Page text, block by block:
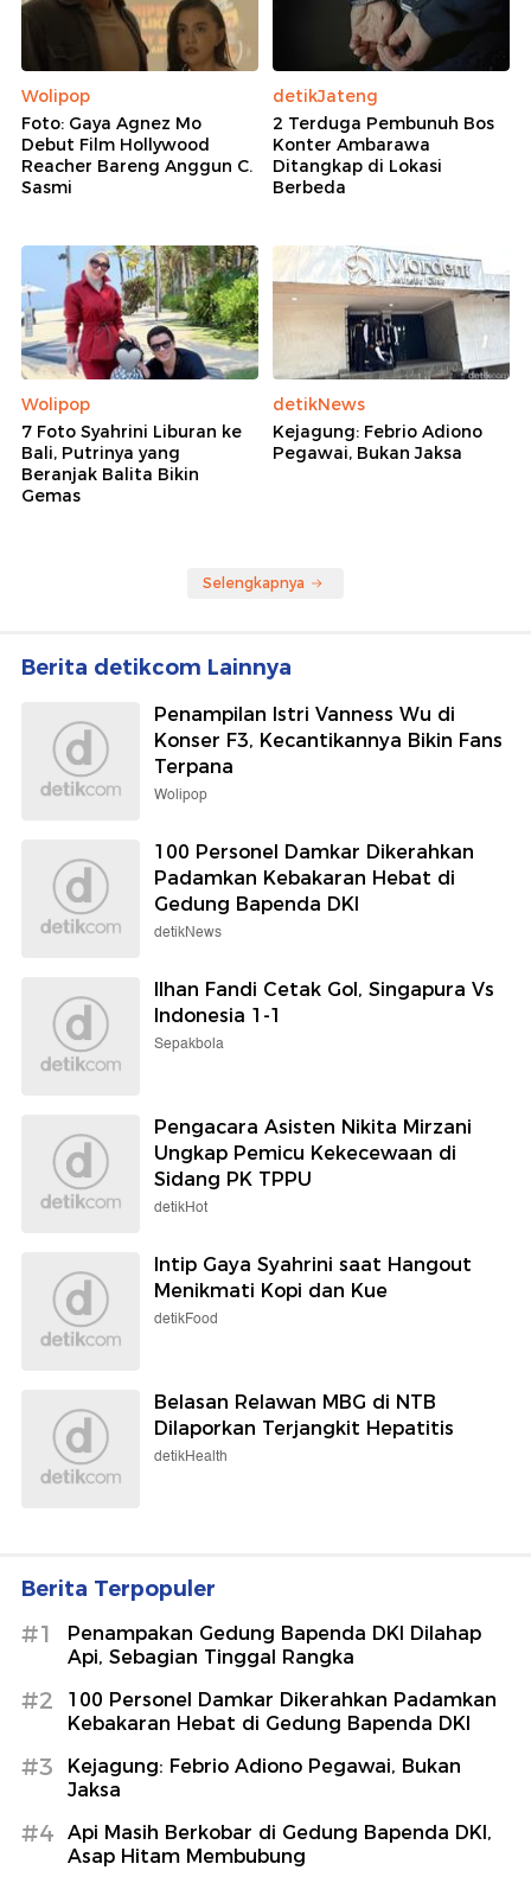
Wolipop
Foto: Gaya Agnez Mo
Debut Film Hollywood
Reacher Bareng Anggun C.
Sasmi
detikJateng
2 Terduga Pembunuh Bos
Konter Ambarawa
Ditangkap di Lokasi
Berbeda
Wolipop
7 Foto Syahrini Liburan ke
Bali, Putrinya yang
Beranjak Balita Bikin
Gemas
detikNews
Kejagung: Febrio Adiono
Pegawai, Bukan Jaksa
Selengkapnya
Berita detikcom Lainnya
Penampilan Istri Vanness Wu di
Konser F3, Kecantikannya Bikin Fans
Terpana
Wolipop
100 Personel Damkar Dikerahkan
Padamkan Kebakaran Hebat di
Gedung Bapenda DKI
detikNews
Ilhan Fandi Cetak Gol, Singapura Vs
Indonesia 1-1
Sepakbola
Pengacara Asisten Nikita Mirzani
Ungkap Pemicu Kekecewaan di
Sidang PK TPPU
detikHot
Intip Gaya Syahrini saat Hangout
Menikmati Kopi dan Kue
detikFood
Belasan Relawan MBG di NTB
Dilaporkan Terjangkit Hepatitis
detikHealth
Berita Terpopuler
#1
Penampakan Gedung Bapenda DKI Dilahap
Api, Sebagian Tinggal Rangka
#2
100 Personel Damkar Dikerahkan Padamkan
Kebakaran Hebat di Gedung Bapenda DKI
#3
Kejagung: Febrio Adiono Pegawai, Bukan
Jaksa
#4
Api Masih Berkobar di Gedung Bapenda DKI,
Asap Hitam Membubung